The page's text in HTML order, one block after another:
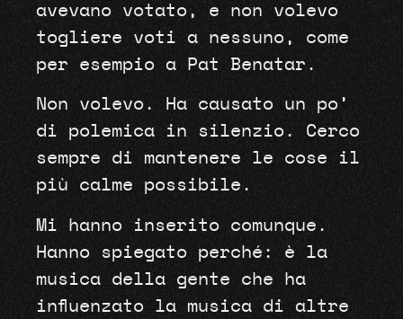
avevano votato, e non volevo
togliere voti a nessuno, come
per esempio a Pat Benatar.
Non volevo. Ha causato un po’
di polemica in silenzio. Cerco
sempre di mantenere le cose il
più calme possibile.
Mi hanno inserito comunque.
Hanno spiegato perché: è la
musica della gente che ha
influenzato la musica di altre